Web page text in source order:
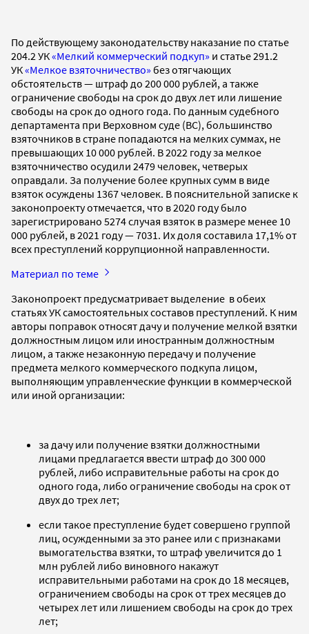
По действующему законодательству наказание по статье
204.2 УК«Мелкий коммерческий подкуп» и статье 291.2
УК«Мелкое взяточничество» без отягчающих
обстоятельств — штраф до 200 000 рублей, а также
ограничение свободы на срок до двух лет или лишение
свободы на срок до одного года. По данным судебного
департамента при Верховном суде (ВС), большинство
взяточников в стране попадаются на мелких суммах, не
превышающих 10 000 рублей. В 2022 году за мелкое
взяточничество осудили 2479 человек, четверых
оправдали. За получение более крупных сумм в виде
взяток осуждены 1367 человек. В пояснительной записке к
законопроекту отмечается, что в 2020 году было
зарегистрировано 5274 случая взяток в размере менее 10
000 рублей, в 2021 году — 7031. Их доля составила 17,1% от
всех преступлений коррупционной направленности.
Материал по теме
Законопроект предусматривает выделение в обеих
статьях УК самостоятельных составов преступлений. К ним
авторы поправок относят дачу и получение мелкой взятки
должностным лицом или иностранным должностным
лицом, а также незаконную передачу и получение
предмета мелкого коммерческого подкупа лицом,
выполняющим управленческие функции в коммерческой
или иной организации:
за дачу или получение взятки должностными
лицами предлагается ввести штраф до 300 000
рублей, либо исправительные работы на срок до
одного года, либо ограничение свободы на срок от
двух до трех лет;
если такое преступление будет совершено группой
лиц, осужденными за это ранее или с признаками
вымогательства взятки, то штраф увеличится до 1
млн рублей либо виновного накажут
исправительными работами на срок до 18 месяцев,
ограничением свободы на срок от трех месяцев до
четырех лет или лишением свободы на срок до трех
лет;